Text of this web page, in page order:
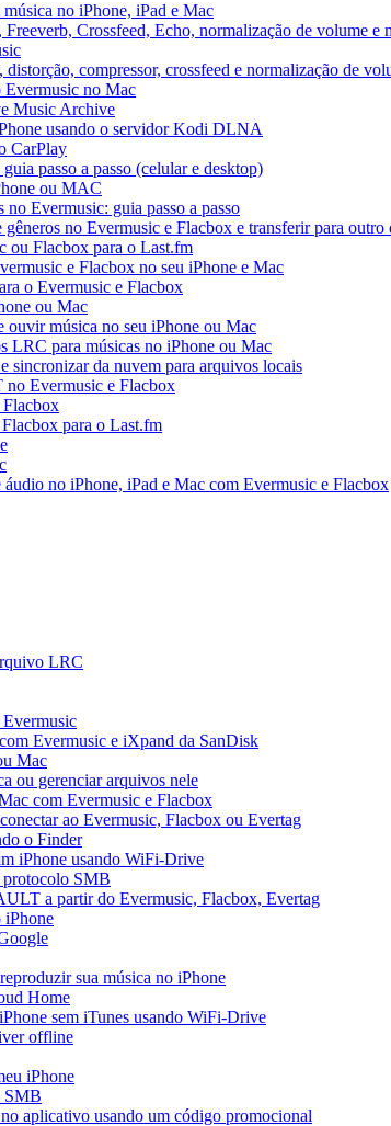
no iPhone, iPad e Mac
Crossfeed, Echo, normalização de volume e
compressor, crossfeed e normalização de
Evermusic no Mac
Music Archive
usando o servidor Kodi DLNA
CarPlay
passo a passo (celular e desktop)
ou MAC
Evermusic: guia passo a passo
no Evermusic e Flacbox e transferir para
ou Flacbox para o Last.fm
e Flacbox no seu iPhone e Mac
o Evermusic e Flacbox
ou Mac
música no seu iPhone ou Mac
LRC para músicas no iPhone ou Mac
sincronizar da nuvem para arquivos locais
Evermusic e Flacbox
Flacbox
para o Last.fm
no iPhone, iPad e Mac com Evermusic e Flacbox
LRC
Evermusic e iXpand da SanDisk
Mac
ou gerenciar arquivos nele
com Evermusic e Flacbox
ao Evermusic, Flacbox ou Evertag
o Finder
iPhone usando WiFi-Drive
protocolo SMB
a partir do Evermusic, Flacbox, Evertag
iPhone
sua música no iPhone
Home
sem iTunes usando WiFi-Drive
offline
iPhone
SMB
aplicativo usando um código promocional